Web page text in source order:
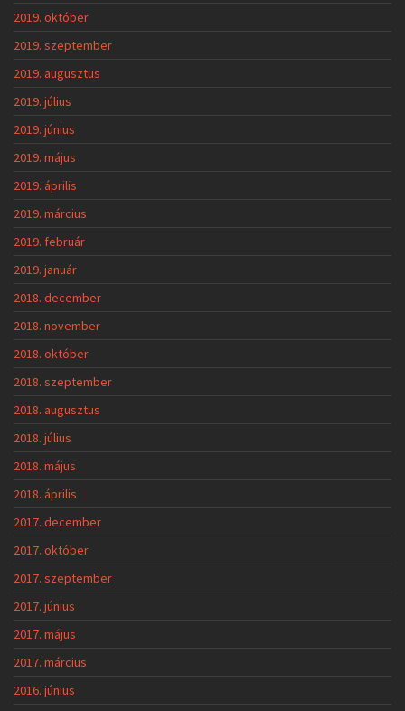
2019. október
2019. szeptember
2019. augusztus
2019. július
2019. június
2019. május
2019. április
2019. március
2019. február
2019. január
2018. december
2018. november
2018. október
2018. szeptember
2018. augusztus
2018. július
2018. május
2018. április
2017. december
2017. október
2017. szeptember
2017. június
2017. május
2017. március
2016. június